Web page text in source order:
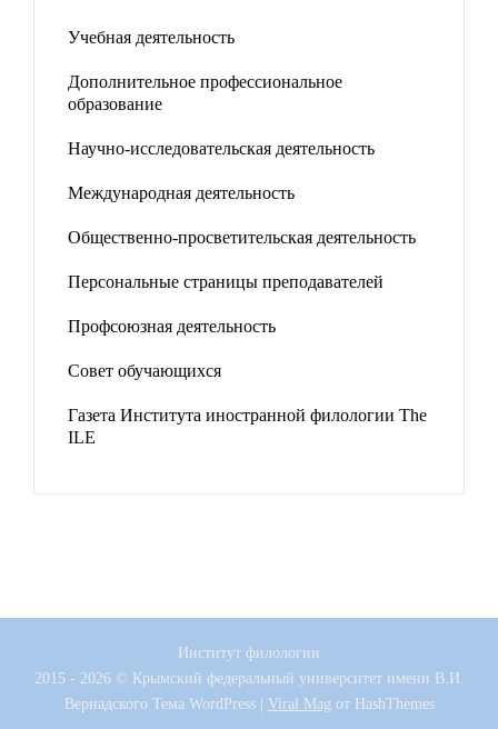
Учебная деятельность
Дополнительное профессиональное
образование
Научно-исследовательская деятельность
Международная деятельность
Общественно-просветительская деятельность
Персональные страницы преподавателей
Профсоюзная деятельность
Совет обучающихся
Газета Института иностранной филологии The
ILE
Институт филологии
2015 - 2026 © Крымский федеральный университет имени В.И.
ВернадскогоТема WordPress | Viral Mag от HashThemes